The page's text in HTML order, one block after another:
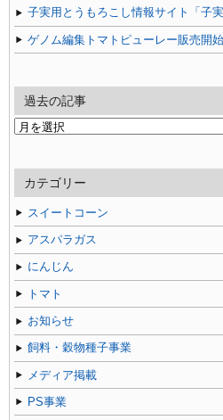
子実用とうもろこし情報サイト「子
ゲノム編集トマトピューレー販売開
過去の記事
過
記
事
カテゴリー
スイートコーン
アスパラガス
にんじん
トマト
お知らせ
飼料・穀物種子事業
メディア掲載
PS事業